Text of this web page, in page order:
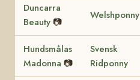
Duncarra
Beauty 📷
Welshponny
Hundsmålas
Madonna 📷
Svensk
Ridponny